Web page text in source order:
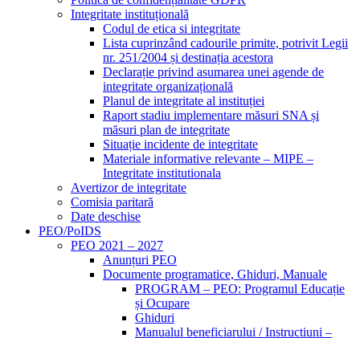
Integritate instituțională
Codul de etica si integritate
Lista cuprinzând cadourile primite, potrivit Legii
nr. 251/2004 și destinația acestora
Declarație privind asumarea unei agende de
integritate organizațională
Planul de integritate al instituției
Raport stadiu implementare măsuri SNA și
măsuri plan de integritate
Situație incidente de integritate
Materiale informative relevante – MIPE –
Integritate institutionala
Avertizor de integritate
Comisia paritară
Date deschise
PEO/PoIDS
PEO 2021 – 2027
Anunțuri PEO
Documente programatice, Ghiduri, Manuale
PROGRAM – PEO: Programul Educație
și Ocupare
Ghiduri
Manualul beneficiarului / Instructiuni –